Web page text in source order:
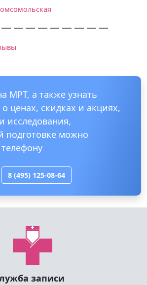
МРТ, а также узнать
ценах, скидках и акциях,
исследования,
подготовке можно
8 (495) 125-08-64
записи